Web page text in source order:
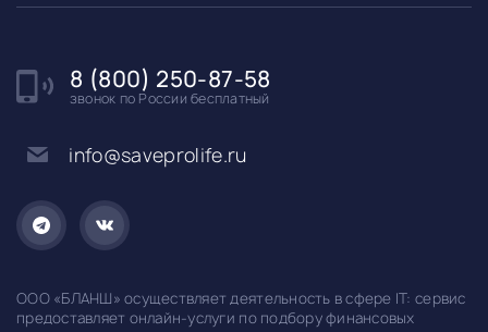
8 (800) 250-87-58
звонок по России бесплатный
info@saveprolife.ru
ООО «БЛАНШ» осуществляет деятельность в сфере IT: сервис
предоставляет онлайн-услуги по подбору финансовых